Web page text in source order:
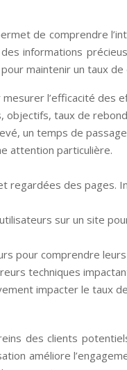
de comprendre
informations
maintenir un taux
l’efficacité des
objectifs, taux de
un temps de
attention particulière.
regardées des
sur un site
pour comprendre
techniques
impacter le taux
des clients
améliore